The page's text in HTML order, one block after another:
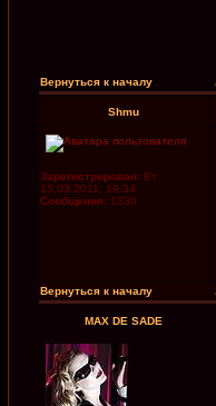
Вернуться к началу
Shmu
Зарегистрирован: Вт
15.03.2011, 19:34
Сообщения: 1330
Вернуться к началу
MAX DE SADE